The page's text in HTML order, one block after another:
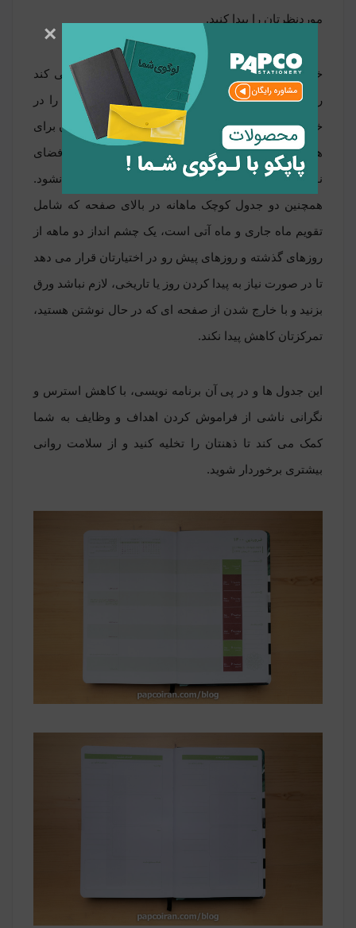
موردنظرتان را پیدا کنید.
خانه های مجزای جدول هفتگی پلنر2 به شما کمک می کند
رویدادهای ویژه، یادآوری ها و قرار ملاقات های خود را در
خانه های مجزا ثبت و به آسانی پیگیری کنید. این امکان برای
هر روز در ردیف های افقی فراهم شده تا از نظر فضای
نوشتن، هیچ محدودیتی در نت گذاری هایتان ایجاد نشود.
همچنین دو جدول کوچک ماهانه در بالای صفحه که شامل
تقویم ماه جاری و ماه آتی است، یک چشم انداز دو ماهه از
روزهای گذشته و روزهای پیش رو در اختیارتان قرار می دهد
تا در صورت نیاز به پیدا کردن روز یا تاریخی، لازم نباشد ورق
بزنید و با خارج شدن از صفحه ای که در حال نوشتن هستید،
تمرکزتان کاهش پیدا نکند.
این جدول ها و در پی آن برنامه نویسی، با کاهش استرس و
نگرانی ناشی از فراموش کردن اهداف و وظایف به شما
کمک می کند تا ذهنتان را تخلیه کنید و از سلامت روانی
بیشتری برخوردار شوید.
×